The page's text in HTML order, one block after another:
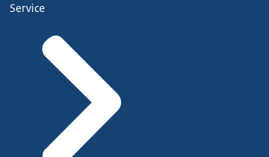
Service